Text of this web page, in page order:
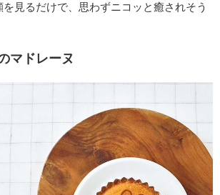
見るだけで、思わずニコッと癒されそう
マドレーヌ